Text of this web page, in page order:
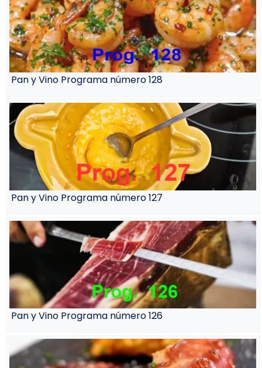
Pan y Vino Programa número 128
Pan y Vino Programa número 127
Pan y Vino Programa número 126